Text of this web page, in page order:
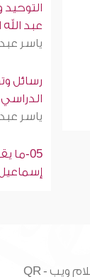
عبد
ياسر
رسائل
الدراسي
ياسر
05-ما